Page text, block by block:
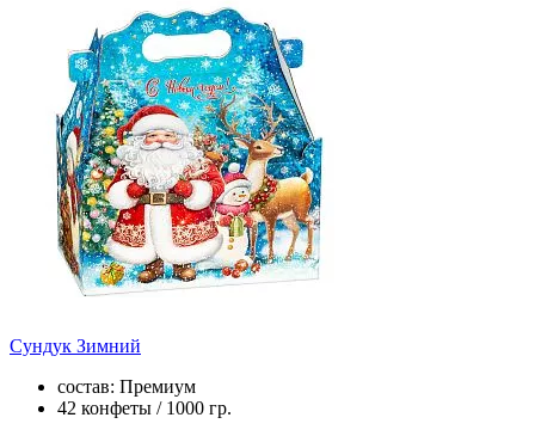
Сундук Зимний
состав: Премиум
42 конфеты / 1000 гр.